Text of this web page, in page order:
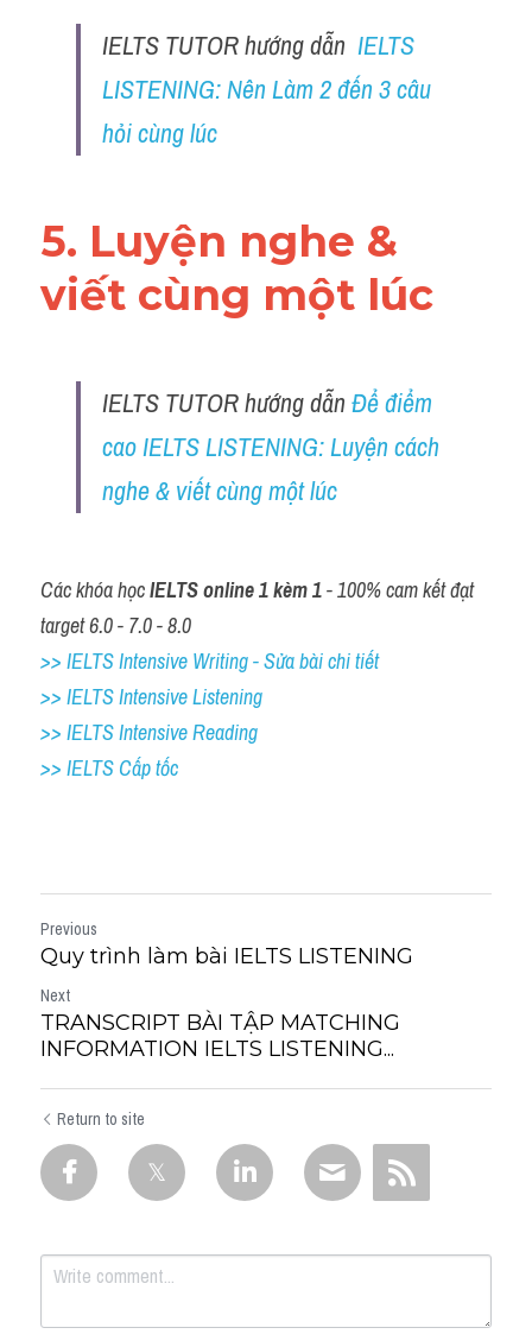
IELTS TUTOR hướng dẫn IELTS
LISTENING: Nên Làm 2 đến 3 câu
hỏi cùng lúc
5. Luyện nghe &
viết cùng một lúc
IELTS TUTOR hướng dẫn Để điểm
cao IELTS LISTENING: Luyện cách
nghe & viết cùng một lúc
Các khóa học IELTS online 1 kèm 1 - 100% cam kết đạt
target 6.0 - 7.0 - 8.0
>> IELTS Intensive Writing - Sửa bài chi tiết
>> IELTS Intensive Listening
>> IELTS Intensive Reading
>> IELTS Cấp tốc
Previous
Quy trình làm bài IELTS LISTENING
Next
TRANSCRIPT BÀI TẬP MATCHING
INFORMATION IELTS LISTENING...
Return to site